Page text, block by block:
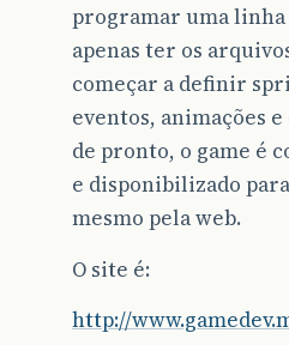
programar uma linha
apenas ter os
começar a definir
eventos, animações
de pronto, o game é
e disponibilizado
mesmo pela web.
O site é:
http://